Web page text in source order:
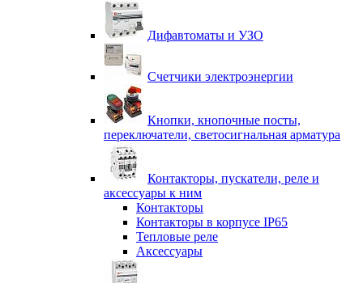
Дифавтоматы и УЗО
Счетчики электроэнергии
Кнопки, кнопочные посты,
переключатели, светосигнальная арматура
Контакторы, пускатели, реле и
аксессуары к ним
Контакторы
Контакторы в корпусе IP65
Тепловые реле
Аксессуары